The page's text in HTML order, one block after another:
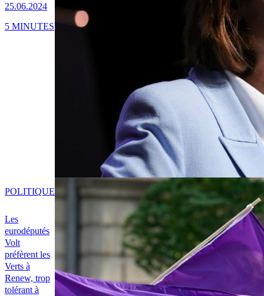
25.06.2024
5 MINUTES
Les
eurodéputés
Volt
préfèrent les
Verts à
Renew, trop
tolérant à
POLITIQUE